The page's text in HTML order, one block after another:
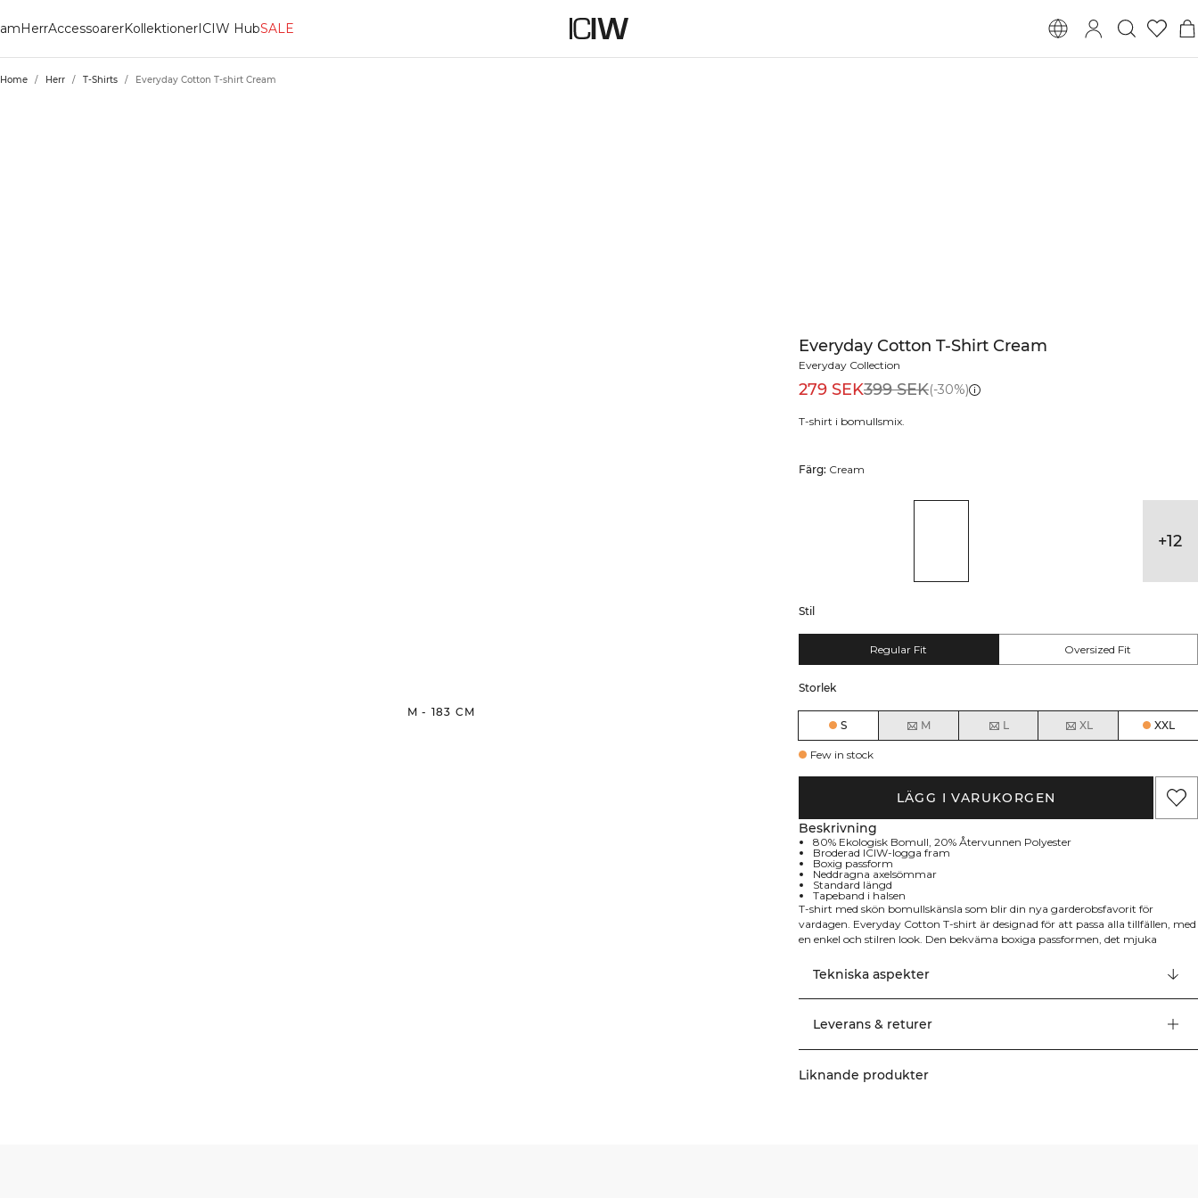
HerrAccessoarerKollektionerICIW HubSALE
Home / Herr / T-Shirts / Everyday Cotton T-shirt Cream
M - 183 CM
Everyday Cotton T-Shirt Cream
Everyday Collection
279 SEK399 SEK(-30%)
T-shirt i bomullsmix.
Färg: Cream
+12
Stil
Regular Fit Oversized Fit
Storlek
S M L XL XXL
Few in stock
LÄGG I VARUKORGEN
Beskrivning
80% Ekologisk Bomull, 20% Återvunnen Polyester
Broderad ICIW-logga fram
Boxig passform
Neddragna axelsömmar
Standard längd
Tapeband i halsen
T-shirt med skön bomullskänsla som blir din nya garderobsfavorit för
vardagen. Everyday Cotton T-shirt är designad för att passa alla tillfällen, med
en enkel och stilren look. Den bekväma boxiga passformen, det mjuka
garderob. Broderad ICIW-logga fram, boxig passform, neddragna
axelsömmar, tapeband i halsen och standard längd. 80% Ekologisk Bomull,
20% Återvunnen Polyester
Tekniska aspekter
Leverans & returer
Liknande produkter